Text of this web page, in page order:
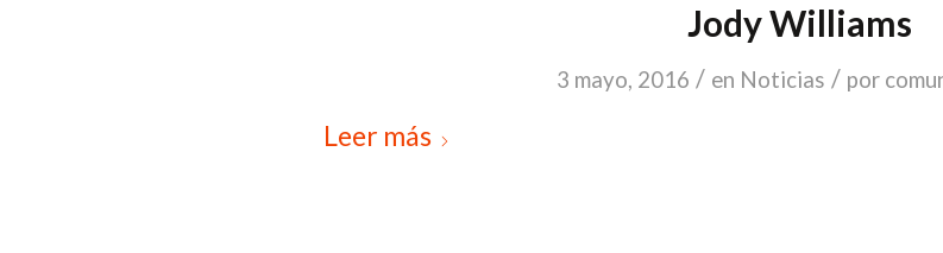
Jody Williams
3 mayo, 2016 / en Noticias / por
Leer más